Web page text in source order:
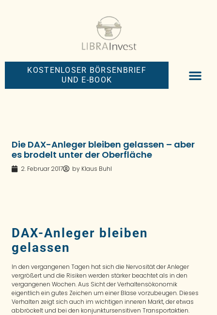
KOSTENLOSER BÖRSENBRIEF
UND E-BOOK
Die DAX-Anleger bleiben gelassen – aber
es brodelt unter der Oberfläche
2. Februar 2017 by Klaus Buhl
DAX-Anleger bleiben
gelassen
In den vergangenen Tagen hat sich die Nervosität der Anleger
vergrößert und die Risiken werden stärker beachtet als in den
vergangenen Wochen. Aus Sicht der Verhaltensökonomik
eigentlich ein gutes Zeichen um einer Blase vorzubeugen. Dieses
Verhalten zeigt sich auch im wichtigen inneren Markt, der etwas
abbröckelt und bei den konjunktursensitiven Transportaktien.